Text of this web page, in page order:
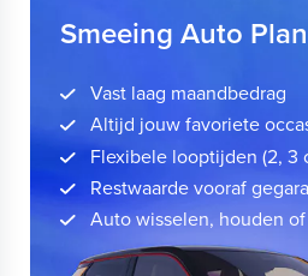
Smeeing Auto Plan
Vast laag maandbedrag
Altijd jouw favoriete
Flexibele looptijden (2, 3
Restwaarde vooraf
Auto wisselen, houden